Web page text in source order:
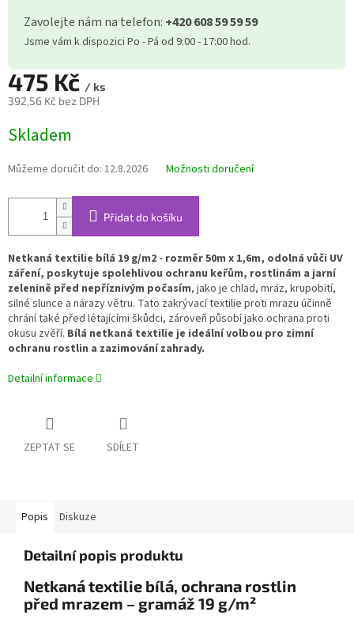
Zavolejte nám na telefon: +420 608 59 59 59
Jsme vám k dispozici Po - Pá od 9:00 - 17:00 hod.
475 Kč / ks
392,56 Kč bez DPH
cena:
Skladem
Můžeme doručit do: 12.8.2026 Možnosti doručení
Přidat do košíku
Netkaná textilie bílá 19 g/m2 - rozměr 50m x 1,6m, odolná vůči UV
záření, poskytuje spolehlivou ochranu keřům, rostlinám a jarní
zelenině před nepříznivým počasím, jako je chlad, mráz, krupobití,
silné slunce a nárazy větru. Tato zakrývací textilie proti mrazu účinně
chrání také před létajícími škůdci, zároveň působí jako ochrana proti
okusu zvěří. Bílá netkaná textilie je ideální volbou pro zimní
ochranu rostlin a zazimování zahrady.
Detailní informace
ZEPTAT SE SDÍLET
Popis Diskuze
Detailní popis produktu
Netkaná textilie bílá, ochrana rostlin
před mrazem – gramáž 19 g/m²